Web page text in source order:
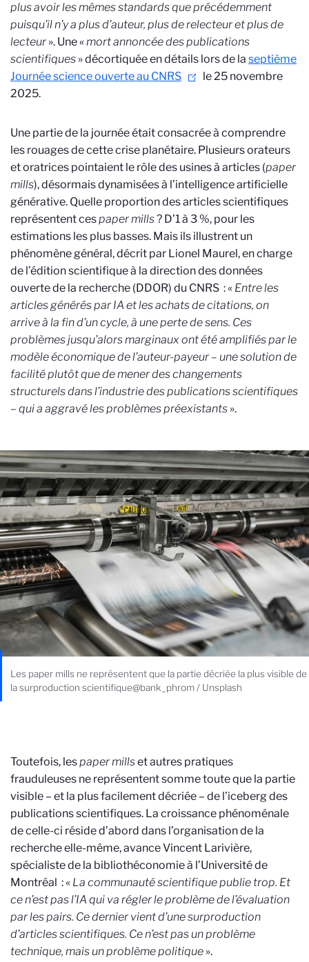
plus avoir les mêmes standards que précédemment
puisqu’il n’y a plus d’auteur, plus de relecteur et plus de
lecteur ». Une «mort annoncée des publications
scientifiques » décortiquée en détails lors de la septième
Journée science ouverte au CNRS
le 25 novembre
2025.
Une partie de la journée était consacrée à comprendre
les rouages de cette crise planétaire. Plusieurs orateurs
et oratrices pointaient le rôle des usines à articles (paper
mills), désormais dynamisées à l’intelligence artificielle
générative. Quelle proportion des articles scientifiques
représentent cespaper mills? D’1 à 3 %, pour les
estimations les plus basses. Mais ils illustrent un
phénomène général, décrit par Lionel Maurel, en charge
de l’édition scientifique à la direction des données
ouverte de la recherche (DDOR) du CNRS : « Entre les
articles générés par IA et les achats de citations, on
arrive à la fin d’un cycle, à une perte de sens. Ces
problèmes jusqu’alors marginaux ont été amplifiés par le
modèle économique de l’auteur-payeur – une solution de
facilité plutôt que de mener des changements
structurels dans l’industrie des publications scientifiques
– qui a aggravé les problèmes préexistants ».
Les paper mills ne représentent que la partie décriée la plus visible de
la surproduction scientifique@bank_phrom / Unsplash
Toutefois, lespaper millset autres pratiques
frauduleuses ne représentent somme toute que la partie
visible – et la plus facilement décriée – de l’iceberg des
publications scientifiques. La croissance phénoménale
de celle-ci réside d’abord dans l’organisation de la
recherche elle-même, avance Vincent Larivière,
spécialiste de la bibliothéconomie à l’Université de
Montréal : « La communauté scientifique publie trop. Et
ce n’est pas l’IA qui va régler le problème de l’évaluation
par les pairs. Ce dernier vient d’une surproduction
d’articles scientifiques. Ce n’est pas un problème
technique, mais un problème politique ».